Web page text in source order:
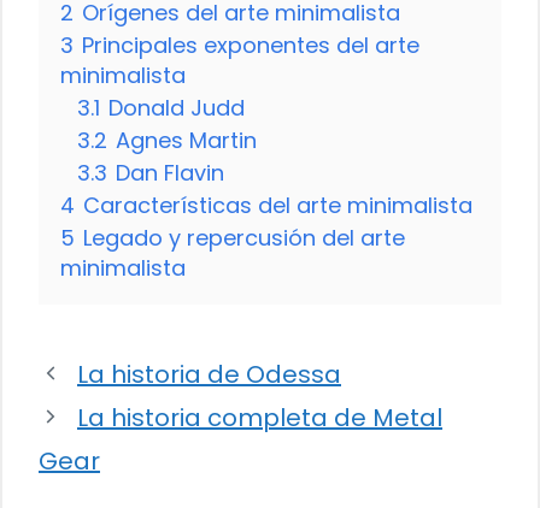
2 Orígenes del arte minimalista
3 Principales exponentes del arte
minimalista
3.1 Donald Judd
3.2 Agnes Martin
3.3 Dan Flavin
4 Características del arte minimalista
5 Legado y repercusión del arte
minimalista
La historia de Odessa
La historia completa de Metal
Gear